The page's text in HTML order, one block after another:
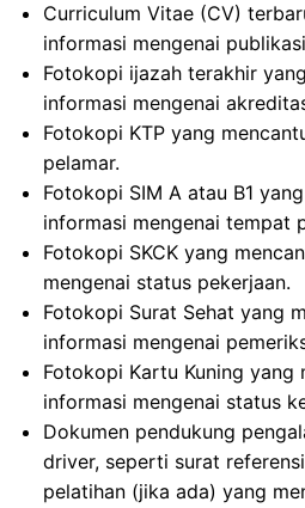
Curriculum Vitae (CV)
informasi mengenai
Fotokopi ijazah terakhir
informasi mengenai
Fotokopi KTP yang
pelamar.
Fotokopi SIM A atau B1
informasi mengenai tempat
Fotokopi SKCK yang
mengenai status pekerjaan.
Fotokopi Surat Sehat yang
informasi mengenai
Fotokopi Kartu Kuning yang
informasi mengenai status
Dokumen pendukung
driver, seperti surat
pelatihan (jika ada) yang